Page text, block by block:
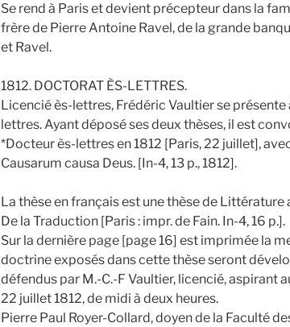
Se rend à Paris et devient précepteur dans la
frère de Pierre Antoine Ravel, de la grande
et Ravel.
1812. DOCTORAT ÈS-LETTRES.
Licencié ès-lettres, Frédéric Vaultier se
lettres. Ayant déposé ses deux thèses, il est
*Docteur ès-lettres en 1812 [Paris, 22 juillet],
Causarum causa Deus. [In-4, 13 p., 1812].
La thèse en français est une thèse de Littérature
De la Traduction [Paris : impr. de Fain. In-4, 16 p.].
Sur la dernière page [page 16] est imprimée la
doctrine exposés dans cette thèse seront
défendus par M.-C.-F Vaultier, licencié, aspirant
22 juillet 1812, de midi à deux heures.
Pierre Paul Royer-Collard, doyen de la Faculté